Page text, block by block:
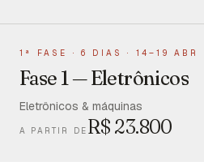
1ª FASE · 6 DIAS · 14–19 ABR
Fase 1 — Eletrônicos
Eletrônicos & máquinas
A PARTIR DE R$ 23.800